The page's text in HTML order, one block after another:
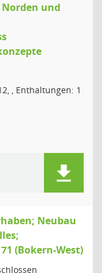
und
, Enthaltungen: 1
Neubau
(Bokern-West)